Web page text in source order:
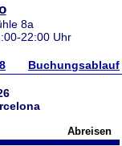
8a
22:00 Uhr
Buchungsablauf
Abreisen